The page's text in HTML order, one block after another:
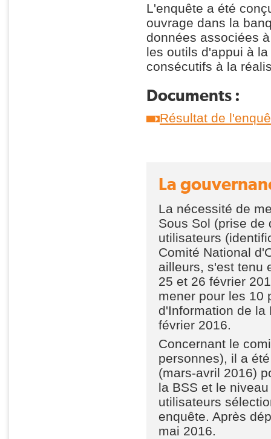
L'enquête a été
ouvrage dans la
données associées
les outils d'appui à
consécutifs à la
Documents :
Résultat de
La
La nécessité de
Sous Sol (prise de
utilisateurs
Comité National
ailleurs, s'est tenu
25 et 26 février
mener pour les 10
d'Information de la
février 2016.
Concernant le
personnes), il a
(mars-avril 2016)
la BSS et le
utilisateurs
enquête. Après
mai 2016.